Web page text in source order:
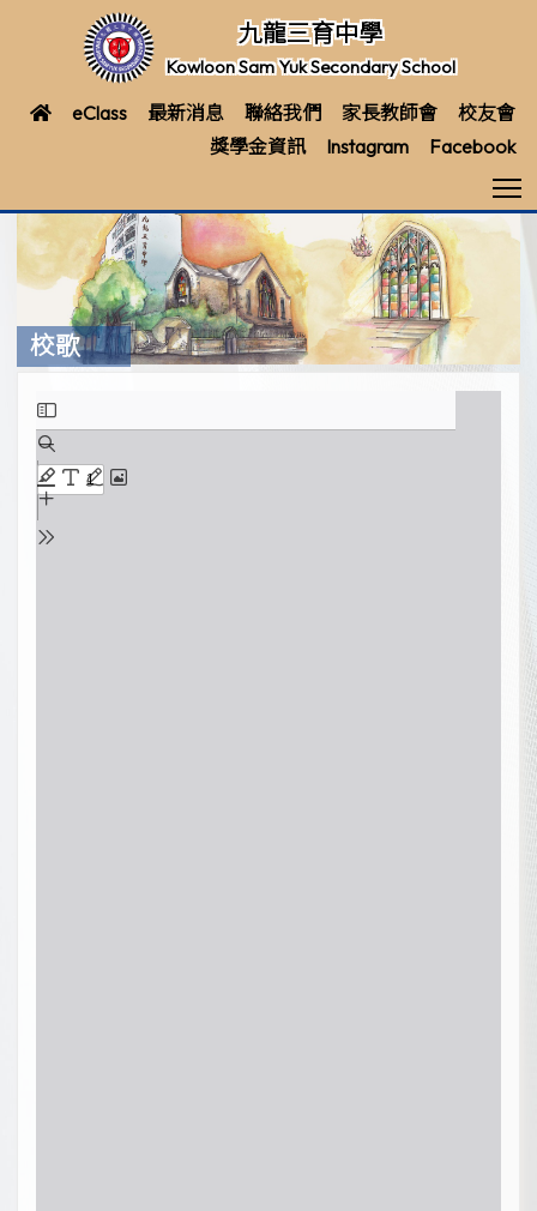
九龍三育中學
Kowloon Sam Yuk Secondary School
eClass 最新消息 聯絡我們 家長教師會
校友會
獎學金資訊
Instagram Facebook
校歌